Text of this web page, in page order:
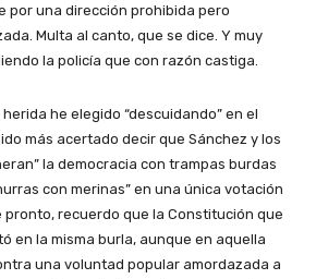
por una dirección prohibida pero
Multa al canto, que se dice. Y muy
la policía que con razón castiga.
he elegido “descuidando” en el
más acertado decir que Sánchez y los
la democracia con trampas burdas
con merinas” en una única votación
pronto, recuerdo que la Constitución que
en la misma burla, aunque en aquella
una voluntad popular amordazada a